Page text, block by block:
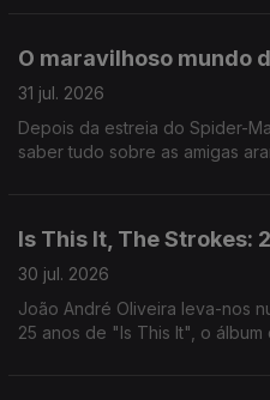
O maravilhoso mundo
31 jul. 2026
Depois da estreia do Spider-
saber tudo sobre as amigas
Is This It, The Strokes:
30 jul. 2026
João André Oliveira leva-nos
25 anos de "Is This It", o